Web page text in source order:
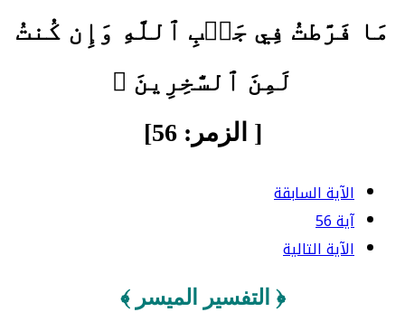
مَا فَرَّطتُ فِي جَنۢبِ ٱللَّهِ وَإِن كُنتُ
لَمِنَ ٱلسَّٰخِرِينَ ﴾
[ الزمر: 56]
الآية السابقة
آية 56
الآية التالية
﴿ التفسير الميسر ﴾